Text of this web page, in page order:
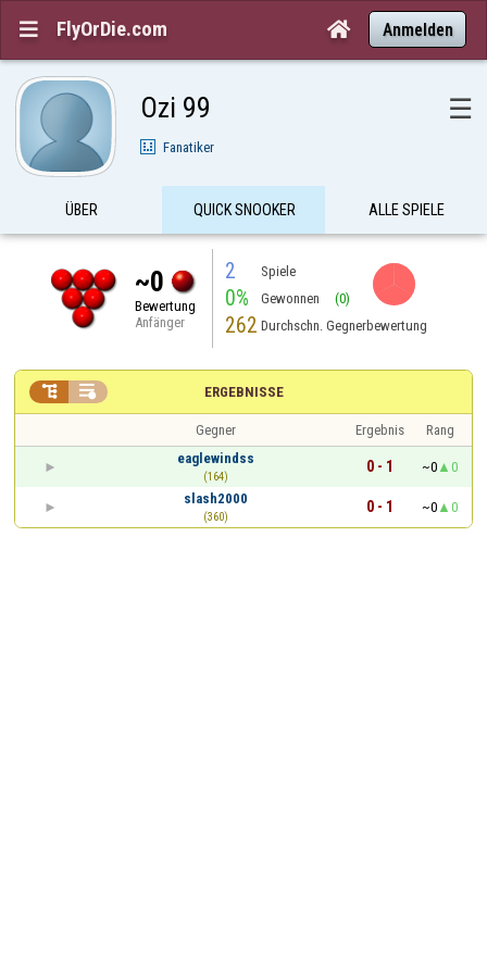
 FlyOrDie.com  Anmelden
Ozi 99 ☰
Fanatiker
ÜBER QUICK SNOOKER ALLE SPIELE
~0
Bewertung
Anfänger
2 Spiele
0% Gewonnen (0)
262 Durchschn. Gegnerbewertung
ERGEBNISSE
 
Gegner Ergebnis
Rang
eaglewindss
(164)
0 - 1 ~0
0
slash2000
(360)
0 - 1 ~0 0